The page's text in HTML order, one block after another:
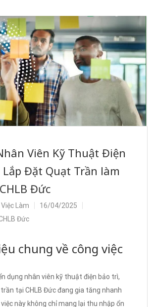
Viên Kỹ Thuật Điện
Lắp Đặt Quạt Trần làm
Đức
Việc Làm
16/04/2025
Đức
chung về công việc
dụng nhân viên kỹ thuật điện bảo trì,
tại CHLB Đức đang gia tăng nhanh
này không chỉ mang lại thu nhập ổn